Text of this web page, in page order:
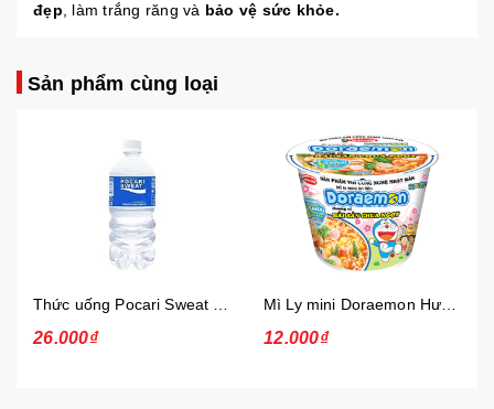
đẹp , làm trắng răng và bảo vệ sức khỏe.
Sản phẩm cùng loại
26.000₫ 12.000₫